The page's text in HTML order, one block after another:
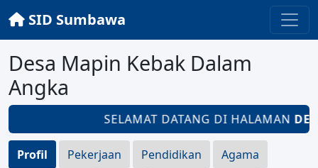
SID Sumbawa
Desa Mapin Kebak Dalam
Angka
SELAMAT DATANG DI HALAMANDESA
Profil Pekerjaan Pendidikan
Agama